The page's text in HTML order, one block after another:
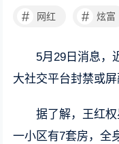
# 网红 # 炫富
5月29日消息，
大社交平台封禁或
据了解，王红
一小区有7套房，全